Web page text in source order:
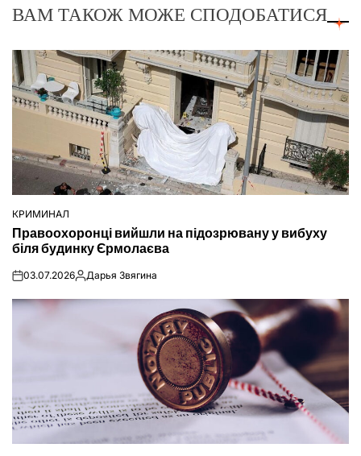
ВАМ ТАКОЖ МОЖЕ СПОДОБАТИСЯ
ОПУБЛІКУВАТИ
КРИМИНАЛ
Правоохоронці вийшли на підозрювану у вибуху
біля будинку Єрмолаєва
on03.07.2026Опубліковано
Дарья Звягина